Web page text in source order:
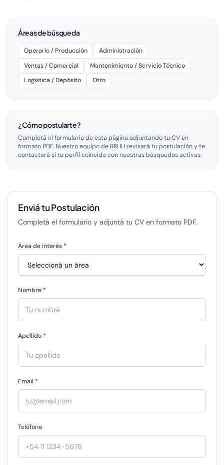
Áreas de búsqueda
Operario / Producción
Administración
Ventas / Comercial
Mantenimiento / Servicio Técnico
Logística / Depósito
Otro
¿Cómo postularte?
Completá el formulario de esta página adjuntando tu CV en
formato PDF. Nuestro equipo de RRHH revisará tu postulación y te
contactará si tu perfil coincide con nuestras búsquedas activas.
Enviá tu Postulación
Completá el formulario y adjuntá tu CV en formato PDF.
Área de interés *
Nombre *
Apellido *
Email *
Teléfono